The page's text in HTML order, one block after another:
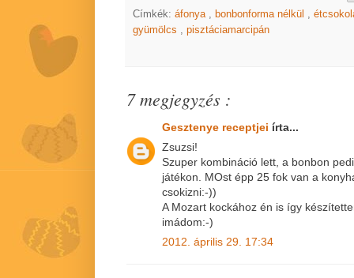
Címkék: áfonya , bonbonforma nélkül ,
gyümölcs , pisztáciamarcipán
7 megjegyzés :
Gesztenye receptjei írta...
Zsuzsi!
Szuper kombináció lett, a bonbon
játékon. MOst épp 25 fok van a
csokizni:-))
A Mozart kockához én is így
imádom:-)
2012. április 29. 17:34